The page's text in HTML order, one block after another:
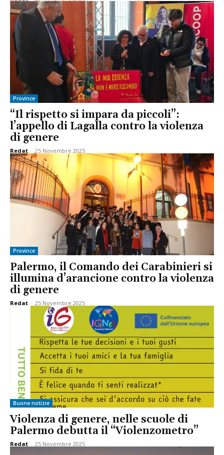
Province
“Il rispetto si impara da piccoli”:
l’appello di Lagalla contro la violenza
di genere
Redat - 25 Novembre 2025
Province
Palermo, il Comando dei Carabinieri si
illumina d’arancione contro la violenza
di genere
Redat - 25 Novembre 2025
Buone notizie
Violenza di genere, nelle scuole di
Palermo debutta il “Violenzometro”
Redat - 25 Novembre 2025